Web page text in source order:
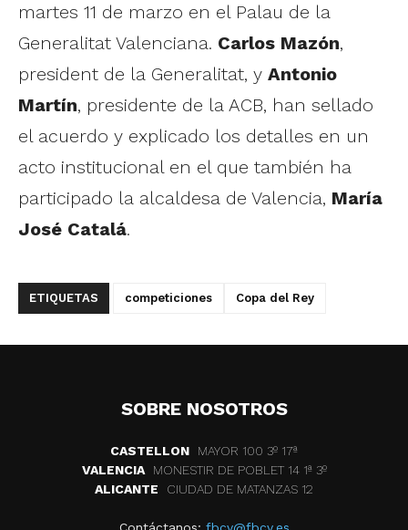
martes 11 de marzo en el Palau de la
Generalitat Valenciana. Carlos Mazón,
president de la Generalitat, y Antonio
Martín, presidente de la ACB, han sellado
el acuerdo y explicado los detalles en un
acto institucional en el que también ha
participado la alcaldesa de Valencia, María
José Catalá.
ETIQUETAS competiciones Copa del Rey
SOBRE NOSOTROS
CASTELLON
MAYOR 100 3º 17ª
VALENCIA
MONESTIR DE POBLET 14 1ª 3º
ALICANTE
CIUDAD DE MATANZAS 12